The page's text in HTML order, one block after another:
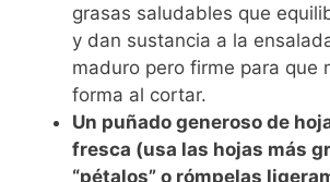
grasas saludables que
y dan sustancia a la
maduro pero firme para que
forma al cortar.
Un puñado generoso de
fresca (usa las hojas más
“pétalos” o rómpelas